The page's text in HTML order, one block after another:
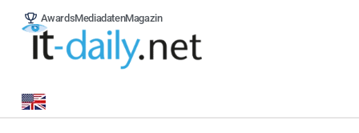
AwardsMediadatenMagazin